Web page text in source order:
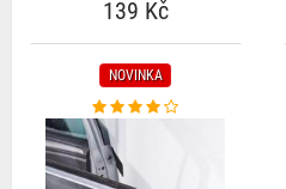
139 Kč
NOVINKA